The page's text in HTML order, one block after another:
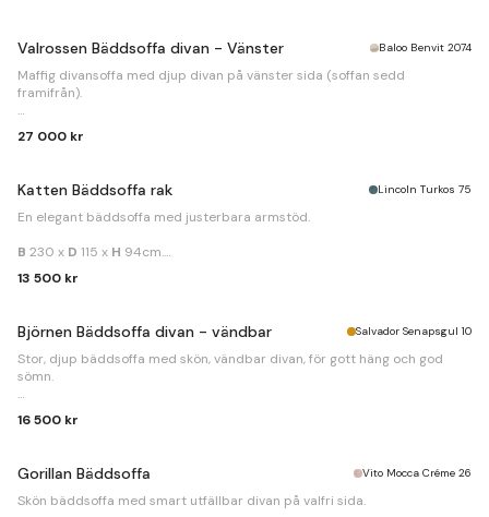
Valrossen Bäddsoffa divan - Vänster Baloo Benvit 2074
Maffig divansoffa med djup divan på vänster sida (soffan sedd
framifrån).
Bäddmått
27 000 kr
Katten Bäddsoffa rak Lincoln Turkos 75
En elegant bäddsoffa med justerbara armstöd.
B 230 x D 115 x H 94cm.
13 500 kr
Björnen Bäddsoffa divan - vändbar Salvador Senapsgul 10
Stor, djup bäddsoffa med skön, vändbar divan, för gott häng och god
sömn.
Bäddmått
16 500 kr
Gorillan Bäddsoffa Vito Mocca Créme 26
Skön bäddsoffa med smart utfällbar divan på valfri sida.